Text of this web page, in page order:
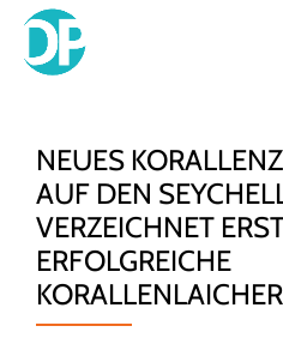
Skip
NEUES
AUF DEN
VERZEICHNET
ERFOLGREICHE